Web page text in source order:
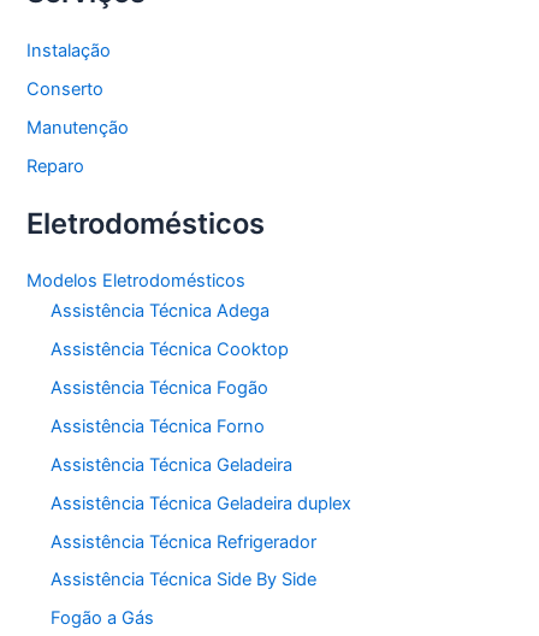
Instalação
Conserto
Manutenção
Reparo
Eletrodomésticos
Modelos Eletrodomésticos
Assistência Técnica Adega
Assistência Técnica Cooktop
Assistência Técnica Fogão
Assistência Técnica Forno
Assistência Técnica Geladeira
Assistência Técnica Geladeira duplex
Assistência Técnica Refrigerador
Assistência Técnica Side By Side
Fogão a Gás